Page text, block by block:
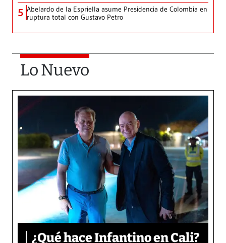
5 Abelardo de la Espriella asume Presidencia de Colombia en
ruptura total con Gustavo Petro
Lo Nuevo
¿Qué hace Infantino en Cali?